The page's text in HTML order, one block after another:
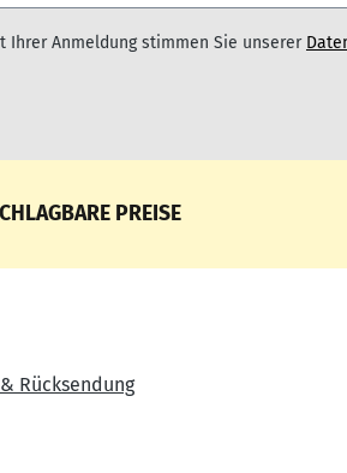
Ihrer Anmeldung stimmen Sie unserer
PREISE
Rücksendung